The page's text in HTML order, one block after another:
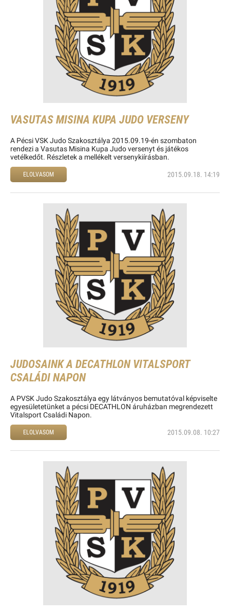
VASUTAS MISINA KUPA JUDO VERSENY
A Pécsi VSK Judo Szakosztálya 2015.09.19-én szombaton
rendezi a Vasutas Misina Kupa Judo versenyt és játékos
vetélkedőt. Részletek a mellékelt versenykiírásban.
ELOLVASOM 2015.09.18. 14:19
JUDOSAINK A DECATHLON VITALSPORT
CSALÁDI NAPON
A PVSK Judo Szakosztálya egy látványos bemutatóval képviselte
egyesületetünket a pécsi DECATHLON áruházban megrendezett
Vitalsport Családi Napon.
ELOLVASOM 2015.09.08. 10:27